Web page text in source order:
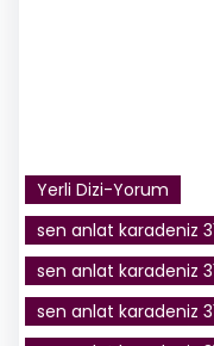
Yerli Dizi-Yorum
sen anlat karadeniz
sen anlat karadeniz
sen anlat karadeniz